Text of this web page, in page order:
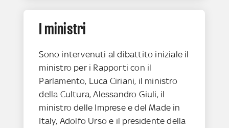
I ministri
Sono intervenuti al dibattito iniziale il
ministro per i Rapporti con il
Parlamento, Luca Ciriani, il ministro
della Cultura, Alessandro Giuli, il
ministro delle Imprese e del Made in
Italy, Adolfo Urso e il presidente della